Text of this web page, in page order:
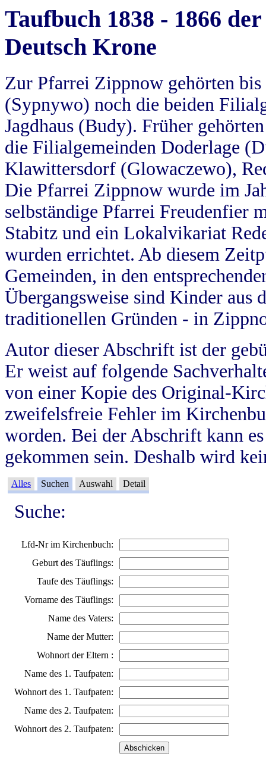
Taufbuch 1838 - 1866
Deutsch Krone
Zur Pfarrei Zippnow gehörten
(Sypnywo) noch die beiden
Jagdhaus (Budy). Früher
die Filialgemeinden Doderlage
Klawittersdorf (Glowaczewo),
Die Pfarrei Zippnow wurde im
selbständige Pfarrei Freudenfier
Stabitz und ein Lokalvikariat
wurden errichtet. Ab diesem
Gemeinden, in den
Übergangsweise sind Kinder aus
traditionellen Gründen - in
Autor dieser Abschrift ist der
Er weist auf folgende
von einer Kopie des Original-
zweifelsfreie Fehler im
worden. Bei der Abschrift kann
gekommen sein. Deshalb wird
Alles Suchen Auswahl Detail
Suche:
Lfd-Nr im Kirchenbuch:
Geburt des Täuflings:
Taufe des Täuflings:
Vorname des Täuflings:
Name des Vaters:
Name der Mutter:
Wohnort der Eltern :
Name des 1. Taufpaten:
Wohnort des 1. Taufpaten:
Name des 2. Taufpaten:
Wohnort des 2. Taufpaten: